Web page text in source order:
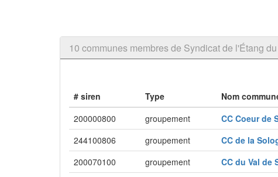
10 communes membres de Syndicat de l'Étang
# siren Type Nom
200000800
groupement CC Coeur de
244100806
groupement CC de la
200070100
groupement CC du Val de